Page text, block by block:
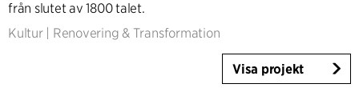
från slutet av 1800 talet.
Kultur| Renovering & Transformation
Visa projekt